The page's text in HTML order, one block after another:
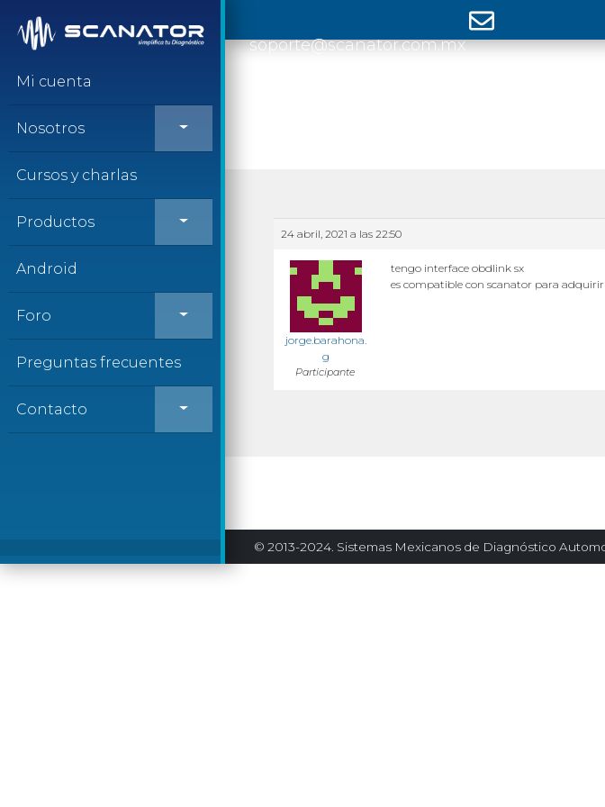
soporte@scanator.com.mx
Saltar al contenido
Mi cuenta
Nosotros
Cursos y charlas
Productos
Android
Foro
Preguntas frecuentes
Contacto
24 abril, 2021 a las 22:50
jorge.barahona.
g
Participante
tengo interface obdlink sx
es compatible con scanator para adquirir
© 2013-2024. Sistemas Mexicanos de Diagnóstico